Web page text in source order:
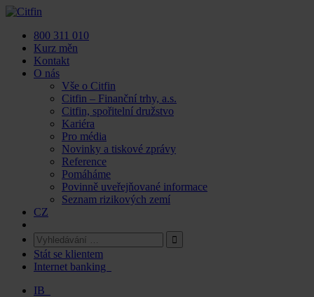
Skip
content800 311 010
Kurz měn
Kontakt
O nás
Vše o Citfin
Citfin – Finanční trhy, a.s.
Citfin, spořitelní družstvo
Kariéra
Pro média
Novinky a tiskové zprávy
Reference
Pomáháme
Povinně uveřejňované informace
Seznam rizikových zemí
CZ
Stát se klientem
Internet banking
IB